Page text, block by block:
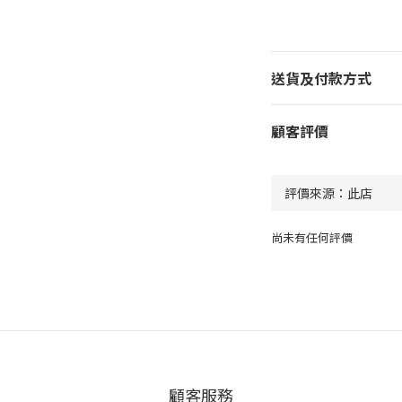
送貨及付款方式
顧客評價
尚未有任何評價
顧客服務